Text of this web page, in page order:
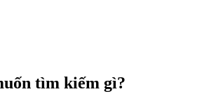
tìm kiếm gì?